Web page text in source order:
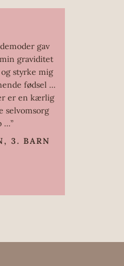
gav
graviditet
styrke mig
fødsel …
er en kærlig
selvomsorg
…”
3. BARN